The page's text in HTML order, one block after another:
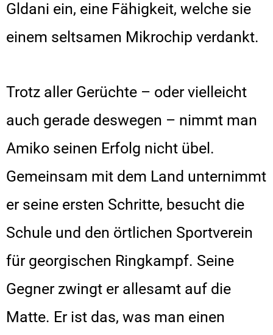
Gldani ein, eine Fähigkeit, welche sie
einem seltsamen Mikrochip verdankt.
Trotz aller Gerüchte – oder vielleicht
auch gerade deswegen – nimmt man
Amiko seinen Erfolg nicht übel.
Gemeinsam mit dem Land unternimmt
er seine ersten Schritte, besucht die
Schule und den örtlichen Sportverein
für georgischen Ringkampf. Seine
Gegner zwingt er allesamt auf die
Matte. Er ist das, was man einen